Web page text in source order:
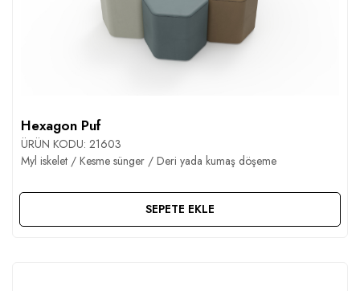
Hexagon Puf
ÜRÜN KODU: 21603
Myl iskelet / Kesme sünger / Deri yada kumaş döşeme
SEPETE EKLE